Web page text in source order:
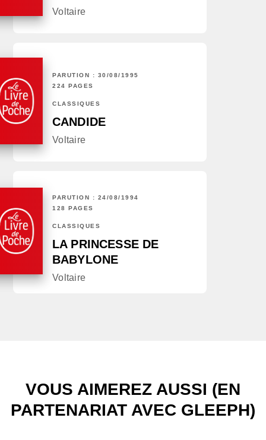
Voltaire
PARUTION : 30/08/1995
224 PAGES
CLASSIQUES
CANDIDE
Voltaire
PARUTION : 24/08/1994
128 PAGES
CLASSIQUES
LA PRINCESSE DE
BABYLONE
Voltaire
VOUS AIMEREZ AUSSI (EN
PARTENARIAT AVEC GLEEPH)